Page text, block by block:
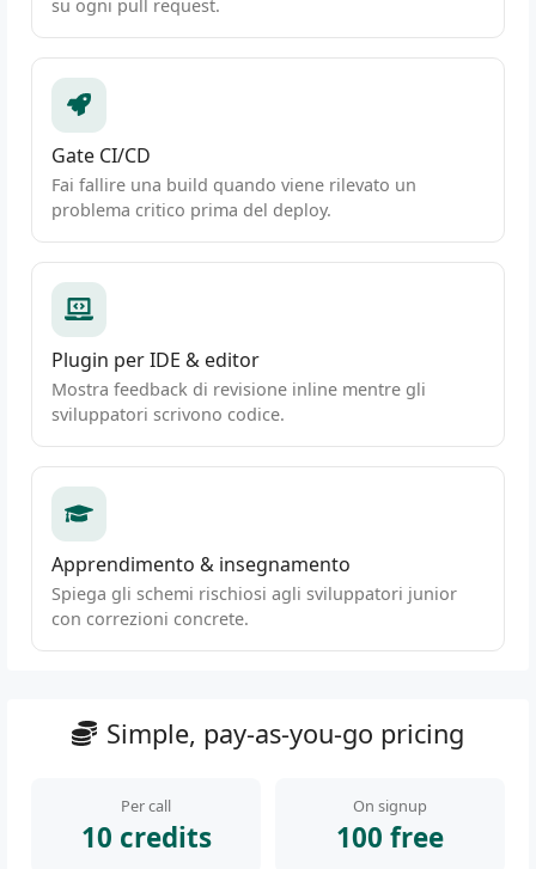
su ogni pull request.
Gate CI/CD
Fai fallire una build quando viene rilevato un
problema critico prima del deploy.
Plugin per IDE & editor
Mostra feedback di revisione inline mentre gli
sviluppatori scrivono codice.
Apprendimento & insegnamento
Spiega gli schemi rischiosi agli sviluppatori junior
con correzioni concrete.
Simple, pay-as-you-go pricing
Per call
10 credits
On signup
100 free